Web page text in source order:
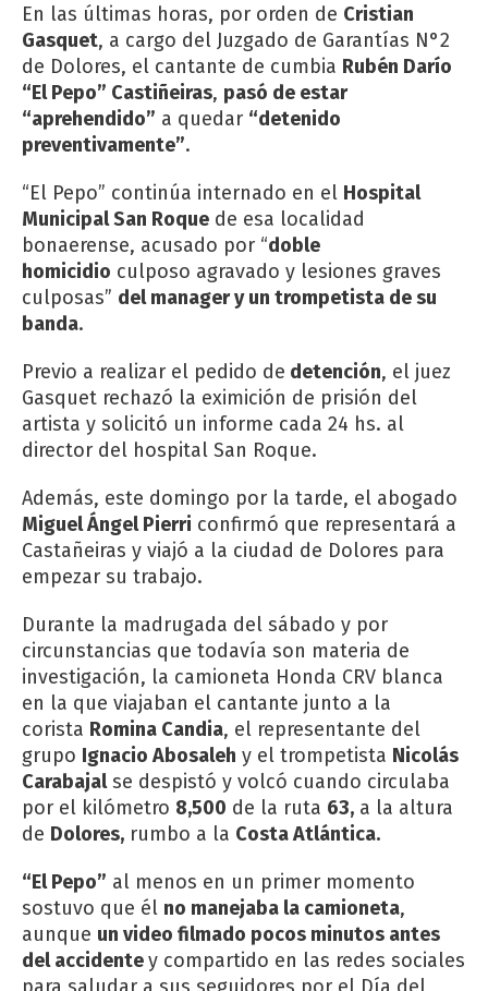
En las últimas horas, por orden de Cristian
Gasquet, a cargo del Juzgado de Garantías N°2
de Dolores, el cantante de cumbia Rubén Darío
“El Pepo” Castiñeiras, pasó de estar
“aprehendido” a quedar “detenido
preventivamente”.
“El Pepo” continúa internado en el Hospital
Municipal San Roque de esa localidad
bonaerense, acusado por “doble
homicidio culposo agravado y lesiones graves
culposas” del manager y un trompetista de su
banda.
Previo a realizar el pedido de detención, el juez
Gasquet rechazó la eximición de prisión del
artista y solicitó un informe cada 24 hs. al
director del hospital San Roque.
Además, este domingo por la tarde, el abogado
Miguel Ángel Pierri confirmó que representará a
Castañeiras y viajó a la ciudad de Dolores para
empezar su trabajo.
Durante la madrugada del sábado y por
circunstancias que todavía son materia de
investigación, la camioneta Honda CRV blanca
en la que viajaban el cantante junto a la
corista Romina Candia, el representante del
grupo Ignacio Abosaleh y el trompetista Nicolás
Carabajalse despistó y volcó cuando circulaba
por el kilómetro 8,500 de la ruta 63, a la altura
de Dolores, rumbo a la Costa Atlántica.
“El Pepo” al menos en un primer momento
sostuvo que él no manejaba la camioneta,
aunque un video filmado pocos minutos antes
del accidentey compartido en las redes sociales